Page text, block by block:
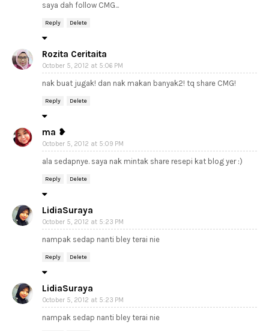
saya dah follow CMG...
Reply Delete
Rozita Ceritaita
October 5, 2012 at 5:06 PM
nak buat jugak! dan nak makan banyak2! tq share CMG!
Reply Delete
ma ❥
October 5, 2012 at 5:09 PM
ala sedapnye. saya nak mintak share resepi kat blog yer :)
Reply Delete
LidiaSuraya
October 5, 2012 at 5:23 PM
nampak sedap nanti bley terai nie
Reply Delete
LidiaSuraya
October 5, 2012 at 5:23 PM
nampak sedap nanti bley terai nie